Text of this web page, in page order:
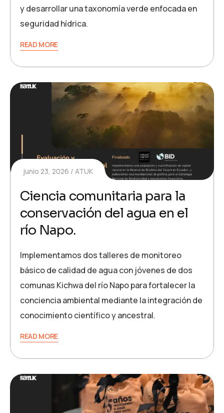
y desarrollar una taxonomía verde enfocada en
seguridad hídrica.
READ MORE
junio 23, 2026 ATUK
Ciencia comunitaria para la
conservación del agua en el
río Napo.
Implementamos dos talleres de monitoreo
básico de calidad de agua con jóvenes de dos
comunas Kichwa del río Napo para fortalecer la
conciencia ambiental mediante la integración de
conocimiento científico y ancestral.
READ MORE